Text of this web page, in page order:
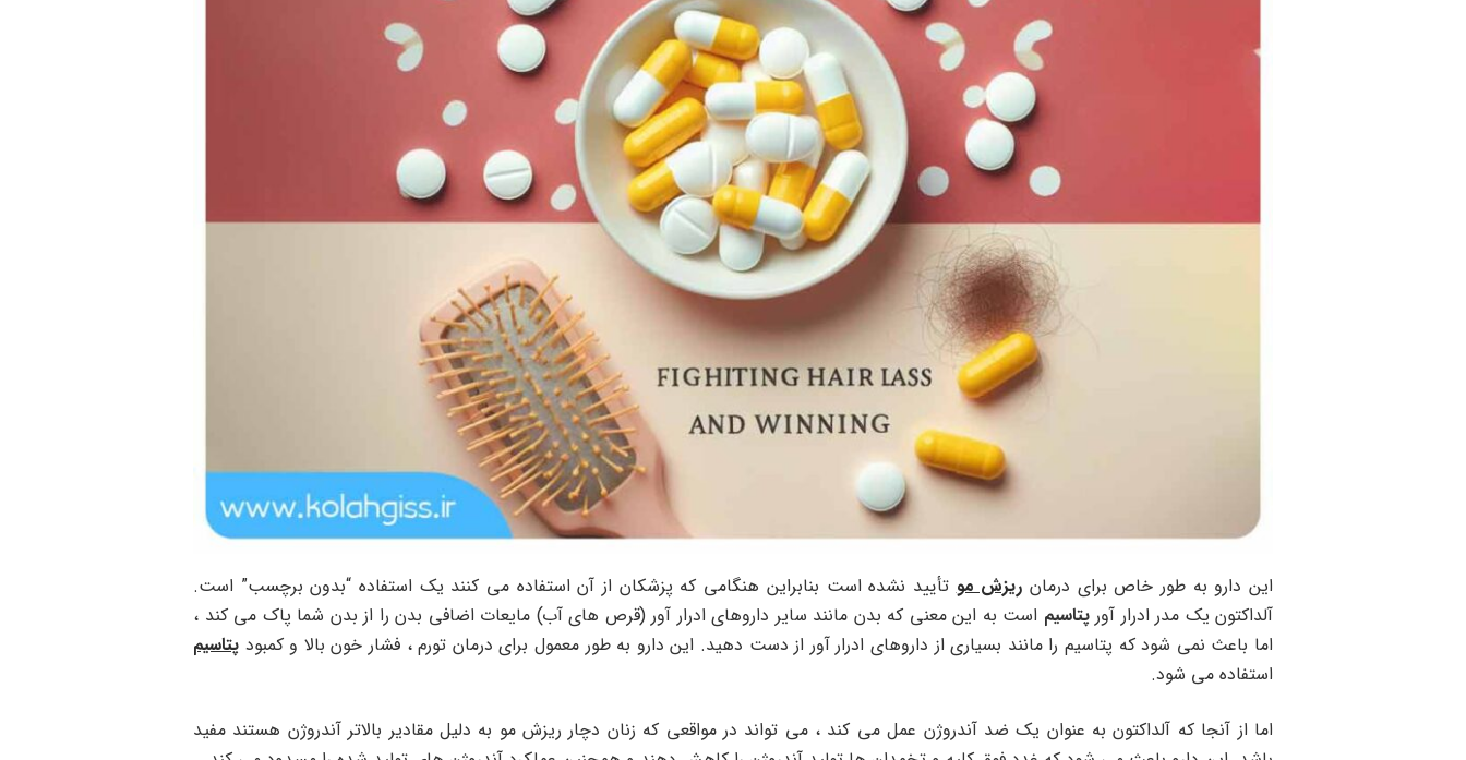
این دارو به طور خاص برای درمان ریزش موتأیید نشده است بنابراین هنگامی که پزشکان از آن استفاده می کنند یک استفاده “بدون برچسب” است.
آلداکتون یک مدر ادرار آورپتاسیم است به این معنی که بدن مانند سایر داروهای ادرار آور (قرص های آب) مایعات اضافی بدن را از بدن شما پاک می کند ،
اما باعث نمی شود که پتاسیم را مانند بسیاری از داروهای ادرار آور از دست دهید. این دارو به طور معمول برای درمان تورم ، فشار خون بالا و کمبود پتاسیم
استفاده می شود.
اما از آنجا که آلداکتون به عنوان یک ضد آندروژن عمل می کند ، می تواند در مواقعی که زنان دچار ریزش مو به دلیل مقادیر بالاتر آندروژن هستند مفید